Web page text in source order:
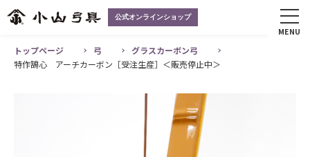
MENU
公式オンラインショップ
トップページ 弓
グラスカーボン弓
特作鵠心 アーチカーボン［受注生産］＜販売停止中＞